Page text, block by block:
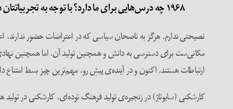
۱۹۶۸ چه درس‌هایی برای ما دارد؟ با توجه به تجربیاتتان در این مبارزات، نصیحتی برای دانشجویان معترض آمریکا دارید؟
مکانی‌ست برای دسترسی به دانش و همچنین تولید آن. اما همچنین
ارتباطات هستند. اکنون و در آینده‌ی پیشِ رو، مهم‌ترین چیز بسط
کارشکنی (سابوتاژ) در زنجیره‌ی تولید فرهنگ توده‌ای‌، کارشکنی در